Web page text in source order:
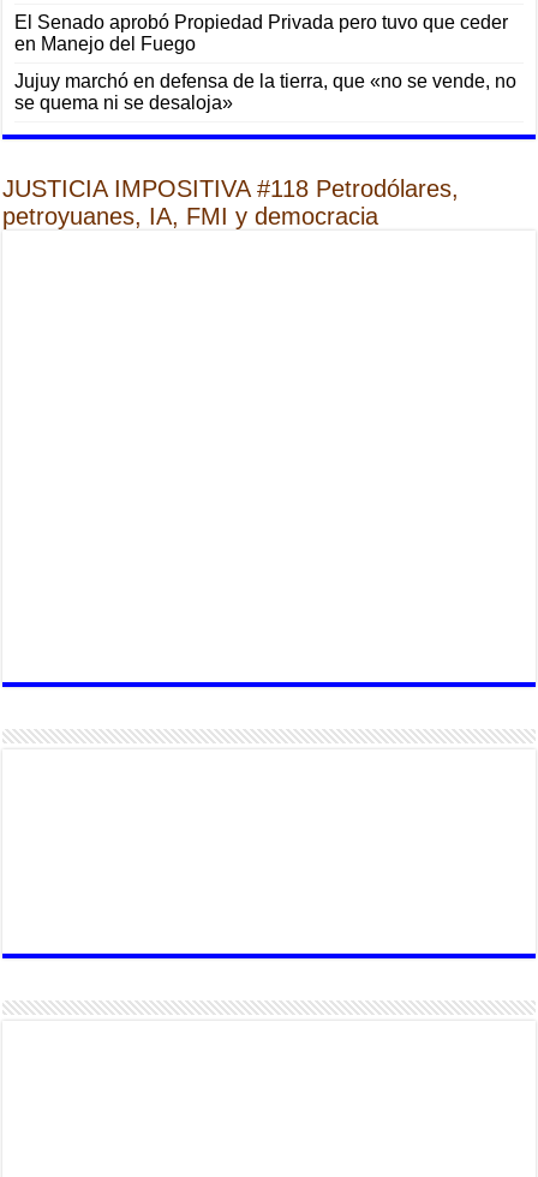
El Senado aprobó Propiedad Privada pero tuvo que ceder
en Manejo del Fuego
Jujuy marchó en defensa de la tierra, que «no se vende, no
se quema ni se desaloja»
JUSTICIA IMPOSITIVA #118 Petrodólares,
petroyuanes, IA, FMI y democracia